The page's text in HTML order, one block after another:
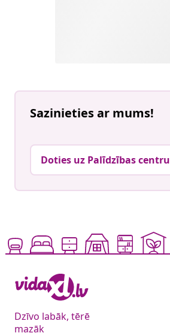
Sazinieties ar mums!
Doties uz Palīdzības centru
Dzīvo labāk, tērē
mazāk